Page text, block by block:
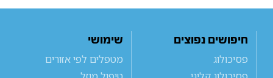
חיפושים נפוצים
פסיכולוג
שימושי
מטפלים לפי אזורים